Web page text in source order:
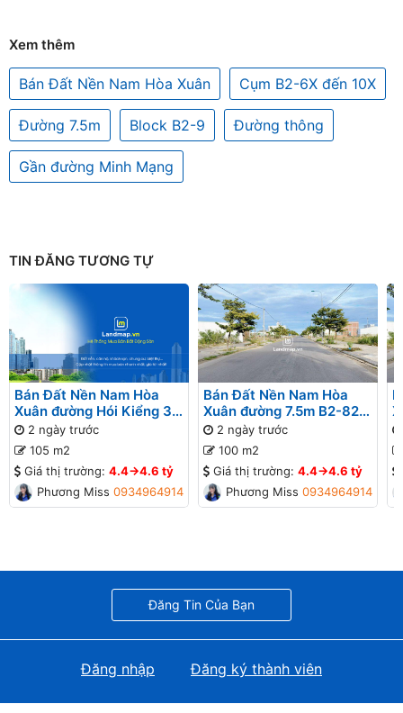
Xem thêm
Bán Đất Nền Nam Hòa Xuân Cụm B2-6X đến 10X
Đường 7.5m Block B2-9 Đường thông
Gần đường Minh Mạng
TIN ĐĂNG TƯƠNG TỰ
Bán Đất Nền Nam Hòa
Xuân đường Hói Kiểng 31
B2-95 lô 9x - Gần Sông
2 ngày trước
105 m2
Giá thị trường: 4.4->4.6 tỷ
Phương Missa0934964914
Bán Đất Nền Nam Hòa
Xuân đường 7.5m B2-82
lô 4x - Gần Sông
2 ngày trước
100 m2
Giá thị trường: 4.4->4.6 tỷ
Phương Missa0934964914
Đăng Tin Của Bạn
Đăng nhập Đăng ký thành viên